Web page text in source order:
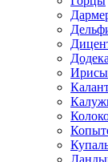
Ирисы